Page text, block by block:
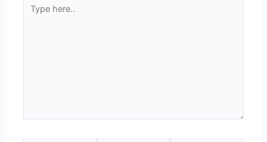
here..